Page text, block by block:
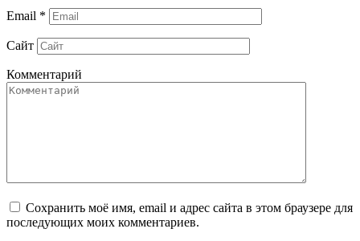
Email *
Сайт
Комментарий
Сохранить моё имя, email и адрес сайта в этом браузере для
последующих моих комментариев.